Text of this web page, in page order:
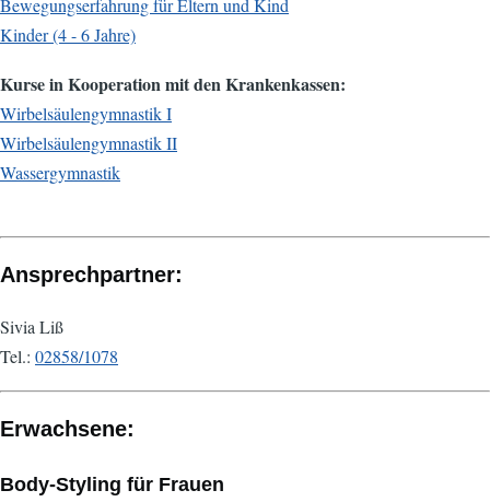
Bewegungserfahrung für Eltern und Kind
Kinder (4 - 6 Jahre)
Kurse in Kooperation mit den Krankenkassen:
Wirbelsäulengymnastik I
Wirbelsäulengymnastik II
Wassergymnastik
Ansprechpartner:
Sivia Liß
Tel.: 02858/1078
Erwachsene:
Body-Styling für Frauen